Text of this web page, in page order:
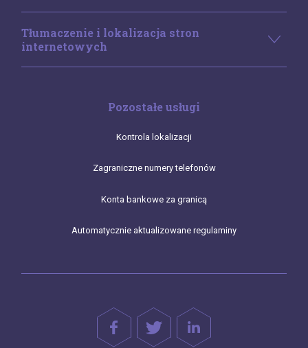
Tłumaczenie i lokalizacja stron
internetowych
Pozostałe usługi
Kontrola lokalizacji
Zagraniczne numery telefonów
Konta bankowe za granicą
Automatycznie aktualizowane regulaminy